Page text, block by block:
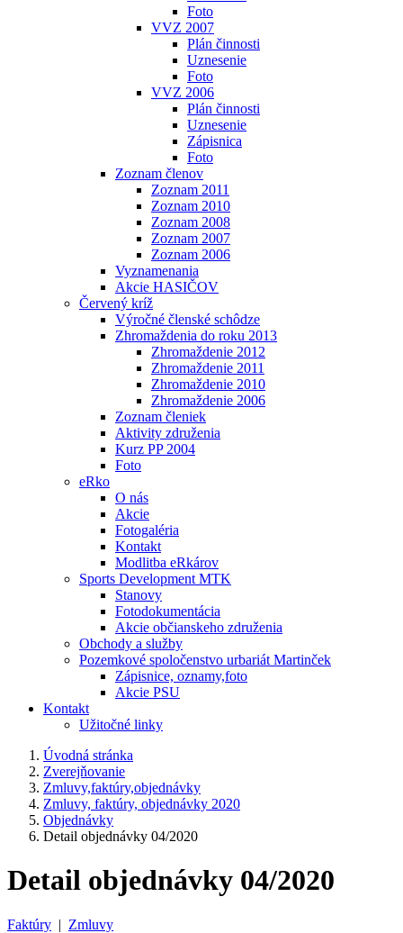
Foto
VVZ 2007
Plán činnosti
Uznesenie
Foto
VVZ 2006
Plán činnosti
Uznesenie
Zápisnica
Foto
Zoznam členov
Zoznam 2011
Zoznam 2010
Zoznam 2008
Zoznam 2007
Zoznam 2006
Vyznamenania
Akcie HASIČOV
Červený kríž
Výročné členské schôdze
Zhromaždenia do roku 2013
Zhromaždenie 2012
Zhromaždenie 2011
Zhromaždenie 2010
Zhromaždenie 2006
Zoznam členiek
Aktivity združenia
Kurz PP 2004
Foto
eRko
O nás
Akcie
Fotogaléria
Kontakt
Modlitba eRkárov
Sports Development MTK
Stanovy
Fotodokumentácia
Akcie občianskeho združenia
Obchody a služby
Pozemkové spoločenstvo urbariát Martinček
Zápisnice, oznamy,foto
Akcie PSU
Kontakt
Užitočné linky
Úvodná stránka
Zverejňovanie
Zmluvy,faktúry,objednávky
Zmluvy, faktúry, objednávky 2020
Objednávky
Detail objednávky 04/2020
Detail objednávky 04/2020
Faktúry | Zmluvy